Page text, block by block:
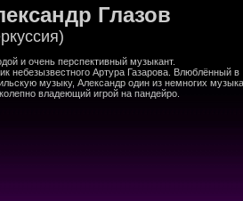
Глазов
и очень перспективный музыкант.
небезызвестного Артура Газарова. Влюблённый в
музыку, Александр один из немногих
владеющий игрой на пандейро.